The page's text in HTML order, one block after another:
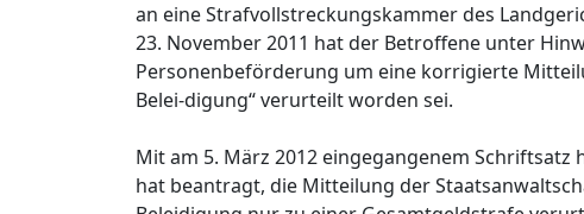
an eine Strafvollstreckungskammer des
23. November 2011 hat der Betroffene unter
Personenbeförderung um eine korrigierte
Belei-digung“ verurteilt worden sei.
Mit am 5. März 2012 eingegangenem
hat beantragt, die Mitteilung der